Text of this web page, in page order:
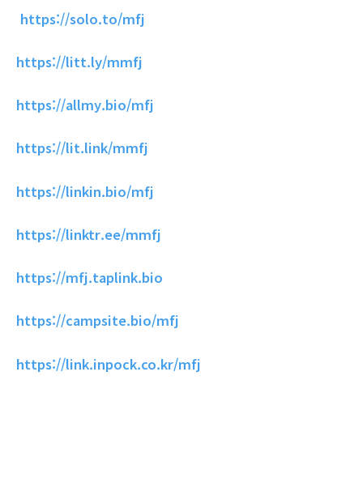
https://solo.to/mfj
https://litt.ly/mmfj
https://allmy.bio/mfj
https://lit.link/mmfj
https://linkin.bio/mfj
https://linktr.ee/mmfj
https://mfj.taplink.bio
https://campsite.bio/mfj
https://link.inpock.co.kr/mfj